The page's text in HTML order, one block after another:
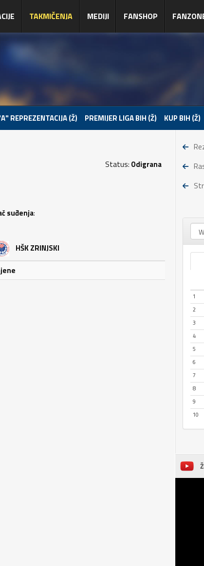
TAKMIČENJA MEDIJI FANSHOP
REPREZENTACIJA (Ž) PREMIJER LIGA BIH (Ž) KUP BIH (Ž)
Status: Odigrana
suđenja:
HŠK ZRINJSKI
1
2
3
4
5
6
7
8
9
10